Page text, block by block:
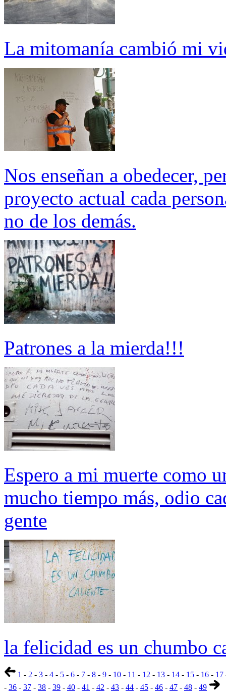
La mitomanía cambió mi
Nos enseñan a obedecer,
proyecto actual cada
no de los demás.
Patrones a la mierda!!!
Espero a mi muerte como
mucho tiempo más, odio
gente
la felicidad es un chumbo
1 - 2 - 3 - 4 - 5 - 6 - 7 - 8 - 9 - 10 - 11 - 12 - 13 - 14 - 15 - 16 - 17
- 36 - 37 - 38 - 39 - 40 - 41 - 42 - 43 - 44 - 45 - 46 - 47 - 48 - 49